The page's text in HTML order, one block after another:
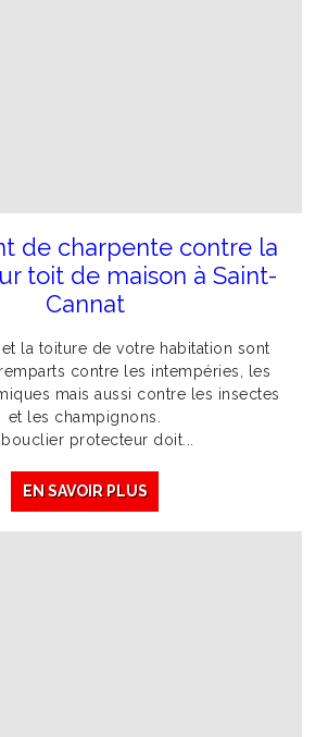
de charpente contre la
toit de maison à Saint-
Cannat
et la toiture de votre habitation sont
contre les intempéries, les
mais aussi contre les insectes
et les champignons.
protecteur doit...
EN SAVOIR PLUS